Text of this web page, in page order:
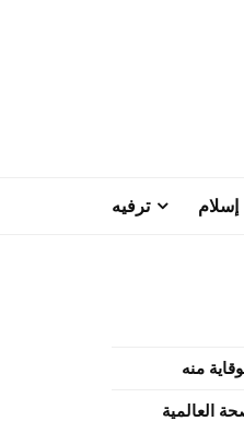
إسلام ترفيه
منه
العالمية